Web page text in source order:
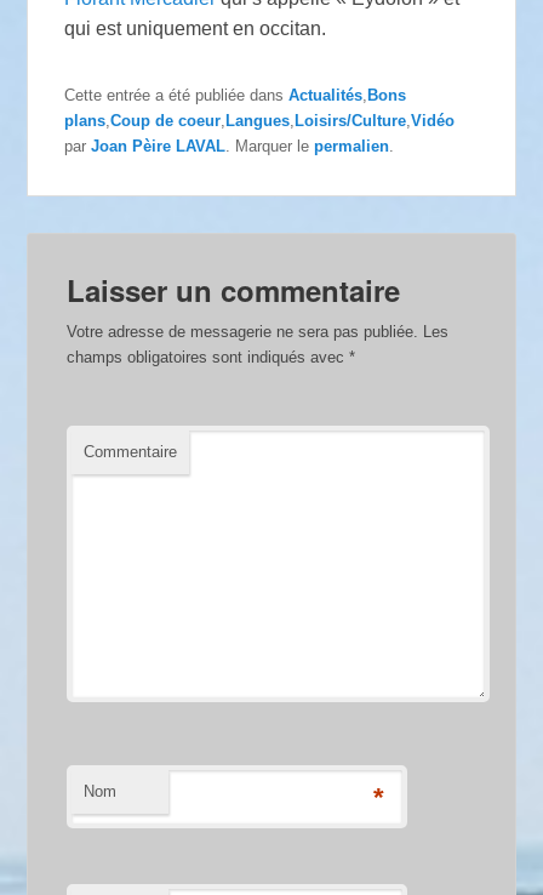
qui est uniquement en occitan.
Cette entrée a été publiée dansActualités Bons
plans ,Coup de coeur Langues Loisirs/Culture ,Vidéo
parJoan Pèire LAVAL . Marquer lepermalien
Laisser un commentaire
Votre adresse de messagerie ne sera pas publiée.
Les
champs obligatoires sont indiqués avec*
Commentaire
Nom *